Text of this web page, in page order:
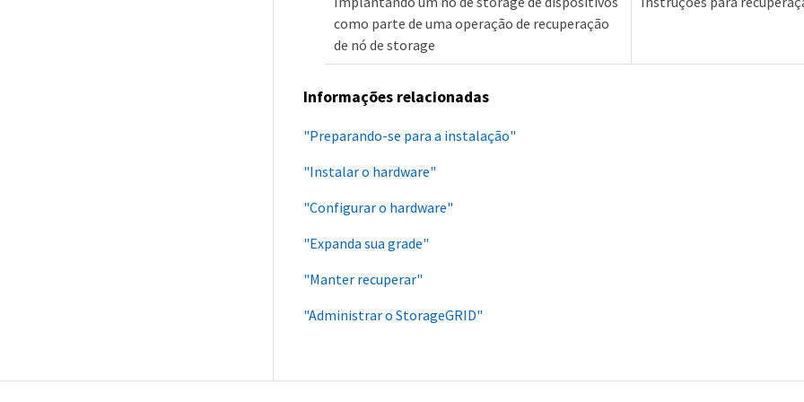
como parte de uma operação de recuperação
de nó de storage
Informações relacionadas
"Preparando-se para a instalação"
"Instalar o hardware"
"Configurar o hardware"
"Expanda sua grade"
"Manter recuperar"
"Administrar o StorageGRID"